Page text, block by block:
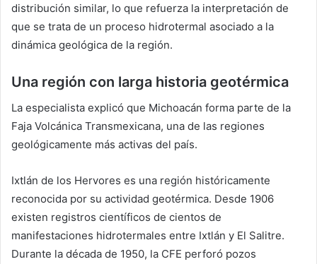
distribución similar, lo que refuerza la interpretación de
que se trata de un proceso hidrotermal asociado a la
dinámica geológica de la región.
Una región con larga historia geotérmica
La especialista explicó que Michoacán forma parte de la
Faja Volcánica Transmexicana, una de las regiones
geológicamente más activas del país.
Ixtlán de los Hervores es una región históricamente
reconocida por su actividad geotérmica. Desde 1906
existen registros científicos de cientos de
manifestaciones hidrotermales entre Ixtlán y El Salitre.
Durante la década de 1950, la CFE perforó pozos